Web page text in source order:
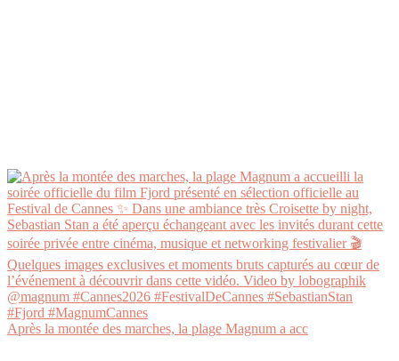
Après la montée des marches, la plage Magnum a acc